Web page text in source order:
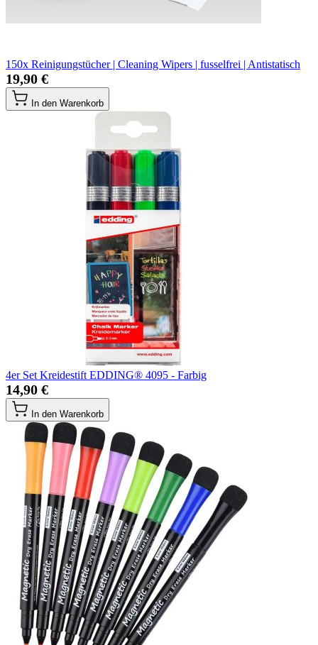
150x Reinigungstücher | Cleaning Wipers | fusselfrei | Antistatisch
19,90 €
In den Warenkorb
4er Set Kreidestift EDDING® 4095 - Farbig
14,90 €
In den Warenkorb